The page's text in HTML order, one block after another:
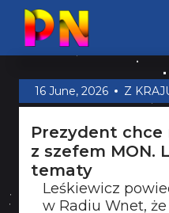
STRONA GŁÓWNA
Z KRAJU
ŚWIAT
16 June, 2026 Z
Prezydent chce
z szefem MON.
tematy
Leśkiewicz
w Radiu Wnet,